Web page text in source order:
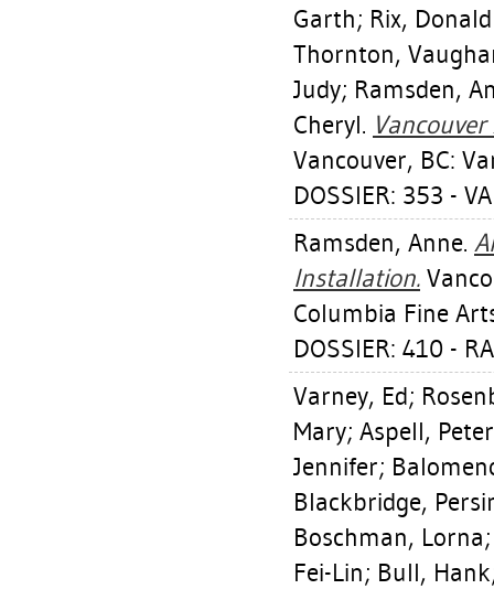
Garth; Rix,
Thornton,
Judy; Ramsden,
Cheryl.
Vancouver, BC:
DOSSIER: 353 -
Ramsden, Anne.
Installation.
Columbia Fine
DOSSIER: 410 -
Varney, Ed;
Mary; Aspell, Peter
Jennifer;
Blackbridge,
Boschman, Lorna
Fei-Lin; Bull, Hank